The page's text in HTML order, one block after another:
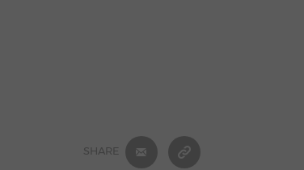
SHARE
E-MAIL